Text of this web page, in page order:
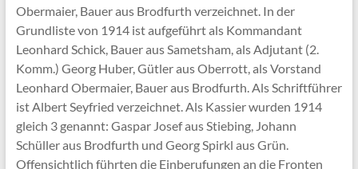
Obermaier, Bauer aus Brodfurth verzeichnet. In der
Grundliste von 1914 ist aufgeführt als Kommandant
Leonhard Schick, Bauer aus Sametsham, als Adjutant (2.
Komm.) Georg Huber, Gütler aus Oberrott, als Vorstand
Leonhard Obermaier, Bauer aus Brodfurth. Als Schriftführer
ist Albert Seyfried verzeichnet. Als Kassier wurden 1914
gleich 3 genannt: Gaspar Josef aus Stiebing, Johann
Schüller aus Brodfurth und Georg Spirkl aus Grün.
Offensichtlich führten die Einberufungen an die Fronten